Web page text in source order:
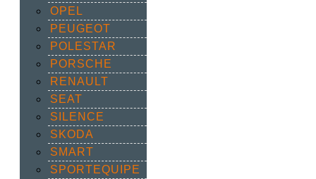
OPEL
PEUGEOT
POLESTAR
PORSCHE
RENAULT
SEAT
SILENCE
SKODA
SMART
SPORTEQUIPE